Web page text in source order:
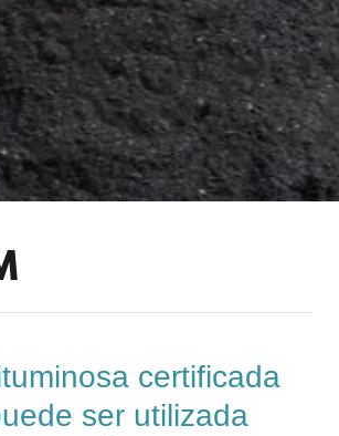
certificada
ser utilizada